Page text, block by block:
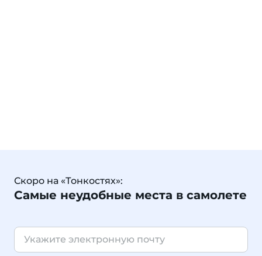
Скоро на «Тонкостях»:
Самые неудобные места в самолете